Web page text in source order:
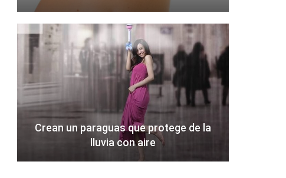
Crean un paraguas que protege de la
lluvia con aire